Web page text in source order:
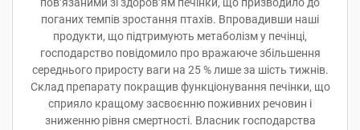
поганих темпів зростання птахів. Впровадивши наші
продукти, що підтримують метаболізм у печінці,
господарство повідомило про вражаюче збільшення
середнього приросту ваги на 25 % лише за шість тижнів.
Склад препарату покращив функціонування печінки, що
сприяло кращому засвоєнню поживних речовин і
зниженню рівня смертності. Власник господарства